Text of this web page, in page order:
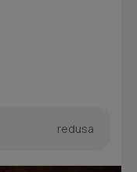
redusa